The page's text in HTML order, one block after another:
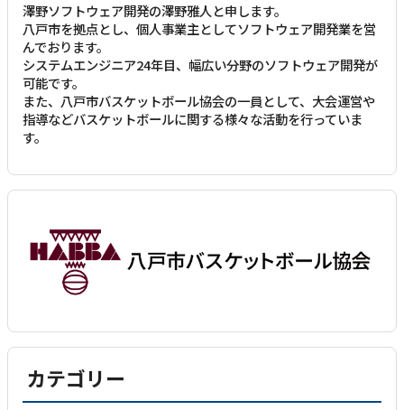
澤野ソフトウェア開発の澤野雅人と申します。
八戸市を拠点とし、個人事業主としてソフトウェア開発業を営
んでおります。
システムエンジニア24年目、幅広い分野のソフトウェア開発が
可能です。
また、八戸市バスケットボール協会の一員として、大会運営や
指導などバスケットボールに関する様々な活動を行っていま
す。
カテゴリー